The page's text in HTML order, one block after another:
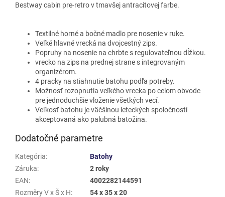
Bestway cabin pre-retro v tmavšej antracitovej farbe.
Textilné horné a bočné madlo pre nosenie v ruke.
Veľké hlavné vrecká na dvojcestný zips.
Popruhy na nosenie na chrbte s regulovateľnou dĺžkou.
vrecko na zips na prednej strane s integrovaným
organizérom.
4 pracky na stiahnutie batohu podľa potreby.
Možnosť rozopnutia veľkého vrecka po celom obvode
pre jednoduchšie vloženie všetkých vecí.
Veľkosť batohu je väčšinou leteckých spoločností
akceptovaná ako palubná batožina.
Dodatočné parametre
Kategória:
Batohy
Záruka:
2 roky
EAN:
4002282144591
Rozměry V x Š x H:
54 x 35 x 20